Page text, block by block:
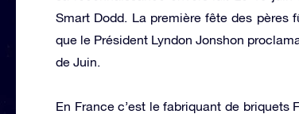
Smart Dodd. La première fête des pères
que le Président Lyndon Jonshon
de Juin.
En France c’est le fabriquant de briquets